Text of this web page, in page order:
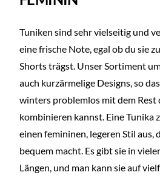
Tuniken sind sehr vielseitig und
eine frische Note, egal ob du sie
Shorts trägst. Unser Sortiment
auch kurzärmelige Designs, so
winters problemlos mit dem Rest
kombinieren kannst. Eine Tunika
einen femininen, legeren Stil aus,
bequem macht. Es gibt sie in
Längen, und man kann sie auf